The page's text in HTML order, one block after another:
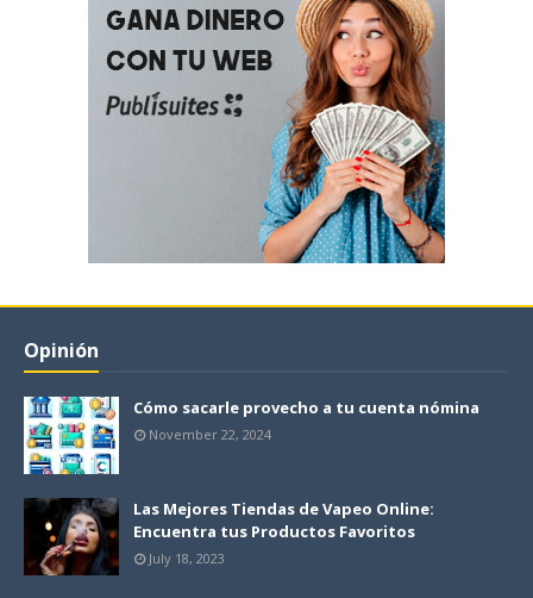
Opinión
Cómo sacarle provecho a tu cuenta nómina
November 22, 2024
Las Mejores Tiendas de Vapeo Online:
Encuentra tus Productos Favoritos
July 18, 2023